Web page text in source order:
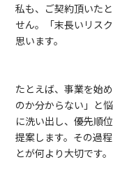
私も、ご契約頂いた
せん。「末長いリス
思います。
たとえば、事業を始
のか分からない」と
に洗い出し、優先順
提案します。その過
とが何より大切です。